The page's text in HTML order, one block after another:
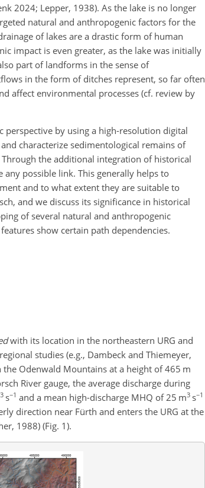
2024; Lepper, 1938). As the lake is no longer
natural and anthropogenic factors for the
of lakes are a drastic form of human
impact is even greater, as the lake was initially
part of landforms in the sense of
in the form of ditches represent, so far often
affect environmental processes (cf. review by
by using a high-resolution digital
characterize sedimentological remains of
the additional integration of historical
possible link. This generally helps to
and to what extent they are suitable to
and we discuss its significance in historical
of several natural and anthropogenic
show certain path dependencies.
with its location in the northeastern URG and
studies (e.g., Dambeck and Thiemeyer,
Odenwald Mountains at a height of 465 m
River gauge, the average discharge during
3 s−1 and a mean high-discharge MHQ of 25 m3 s−1
direction near Fürth and enters the URG at the
1988) (Fig. 1).